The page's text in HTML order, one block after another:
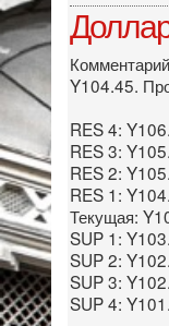
Y104.45.
RES 4:
RES 3:
RES 2:
RES 1:
Текущая:
SUP 1:
SUP 2:
SUP 3:
SUP 4: